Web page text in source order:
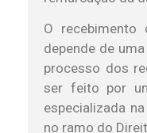
O recebimento
depende de
processo dos
ser feito por
especializada
no ramo do